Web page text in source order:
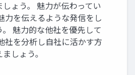
しょう。 魅力が伝わってい
力を伝えるような発信をし
。 魅力的な他社を優先して
社を分析し自社に活かす方
しょう。